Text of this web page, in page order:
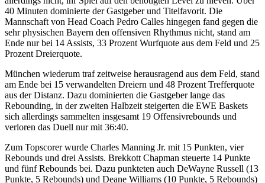
40 Minuten dominierte der Gastgeber und Titelfavorit. Die
Mannschaft von Head Coach Pedro Calles hingegen fand gegen die
sehr physischen Bayern den offensiven Rhythmus nicht, stand am
Ende nur bei 14 Assists, 33 Prozent Wurfquote aus dem Feld und 25
Prozent Dreierquote.
München wiederum traf zeitweise herausragend aus dem Feld, stand
am Ende bei 15 verwandelten Dreiern und 48 Prozent Trefferquote
aus der Distanz. Dazu dominierten die Gastgeber lange das
Rebounding, in der zweiten Halbzeit steigerten die EWE Baskets
sich allerdings sammelten insgesamt 19 Offensivrebounds und
verloren das Duell nur mit 36:40.
Zum Topscorer wurde Charles Manning Jr. mit 15 Punkten, vier
Rebounds und drei Assists. Brekkott Chapman steuerte 14 Punkte
und fünf Rebounds bei. Dazu punkteten auch DeWayne Russell (13
Punkte, 5 Rebounds) und Deane Williams (10 Punkte, 5 Rebounds)